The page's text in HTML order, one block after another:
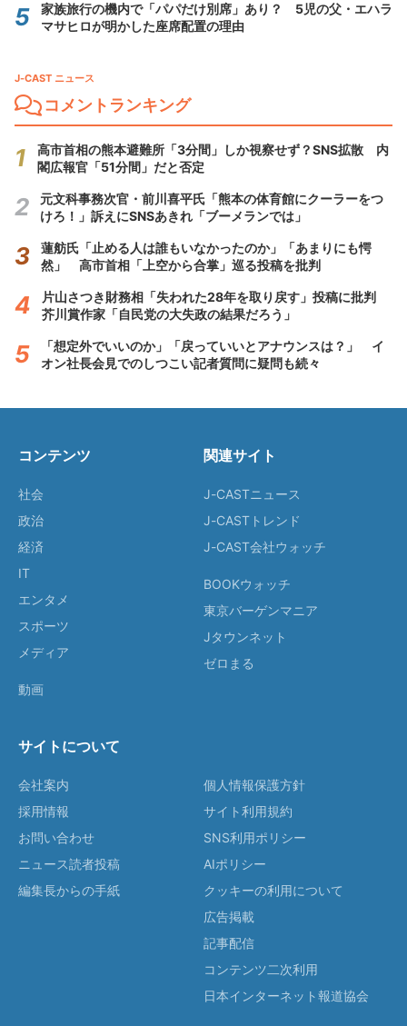
家族旅行の機内で「パパだけ別席」あり？ 5児の父・エハラ
マサヒロが明かした座席配置の理由
J-CAST ニュース
コメントランキング
高市首相の熊本避難所「3分間」しか視察せず？SNS拡散 内
閣広報官「51分間」だと否定
元文科事務次官・前川喜平氏「熊本の体育館にクーラーをつ
けろ！」訴えにSNSあきれ「ブーメランでは」
蓮舫氏「止める人は誰もいなかったのか」「あまりにも愕
然」 高市首相「上空から合掌」巡る投稿を批判
片山さつき財務相「失われた28年を取り戻す」投稿に批判
芥川賞作家「自民党の大失政の結果だろう」
「想定外でいいのか」「戻っていいとアナウンスは？」 イ
オン社長会見でのしつこい記者質問に疑問も続々
コンテンツ
社会
政治
経済
IT
エンタメ
スポーツ
メディア
動画
関連サイト
J-CASTニュース
J-CASTトレンド
J-CAST会社ウォッチ
BOOKウォッチ
東京バーゲンマニア
Jタウンネット
ゼロまる
サイトについて
会社案内
採用情報
お問い合わせ
ニュース読者投稿
編集長からの手紙
個人情報保護方針
サイト利用規約
SNS利用ポリシー
AIポリシー
クッキーの利用について
広告掲載
記事配信
コンテンツ二次利用
日本インターネット報道協会